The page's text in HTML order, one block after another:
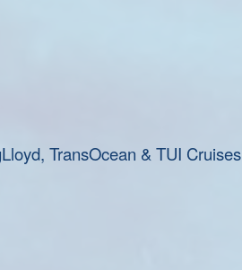
TransOcean & TUI Cruises